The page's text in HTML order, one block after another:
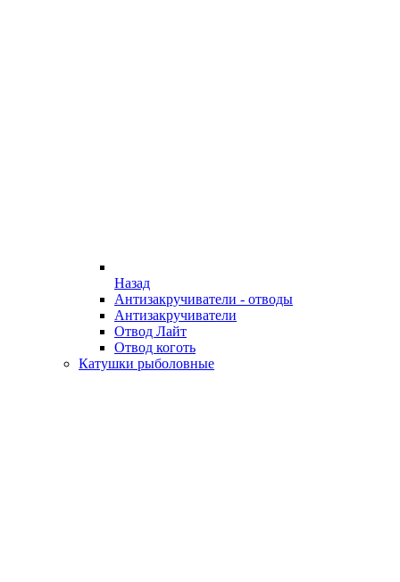
Назад
Антизакручиватели - отводы
Антизакручиватели
Отвод Лайт
Отвод коготь
Катушки рыболовные